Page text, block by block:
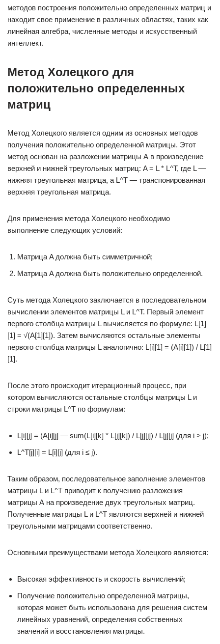
методов построения положительно определенных матриц и
находит свое применение в различных областях, таких как
линейная алгебра, численные методы и искусственный
интеллект.
Метод Холецкого для
положительно определенных
матриц
Метод Холецкого является одним из основных методов
получения положительно определенной матрицы. Этот
метод основан на разложении матрицы А в произведение
верхней и нижней треугольных матриц: A = L * L^T, где L —
нижняя треугольная матрица, а L^T — транспонированная
верхняя треугольная матрица.
Для применения метода Холецкого необходимо
выполнение следующих условий:
Матрица A должна быть симметричной;
Матрица A должна быть положительно определенной.
Суть метода Холецкого заключается в последовательном
вычислении элементов матрицы L и L^T. Первый элемент
первого столбца матрицы L вычисляется по формуле: L[1]
[1] = √(A[1][1]). Затем вычисляются остальные элементы
первого столбца матрицы L аналогично: L[i][1] = (A[i][1]) / L[1]
[1].
После этого происходит итерационный процесс, при
котором вычисляются остальные столбцы матрицы L и
строки матрицы L^T по формулам:
L[i][j] = (A[i][j] — sum(L[i][k] * L[j][k]) / L[j][j]) / L[j][j] (для i > j);
L^T[j][i] = L[i][j] (для i ≤ j).
Таким образом, последовательное заполнение элементов
матрицы L и L^T приводит к получению разложения
матрицы А на произведение двух треугольных матриц.
Полученные матрицы L и L^T являются верхней и нижней
треугольными матрицами соответственно.
Основными преимуществами метода Холецкого являются:
Высокая эффективность и скорость вычислений;
Получение положительно определенной матрицы,
которая может быть использована для решения систем
линейных уравнений, определения собственных
значений и восстановления матрицы.